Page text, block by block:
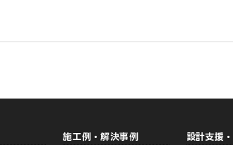
施工例・解決事例 設計支援